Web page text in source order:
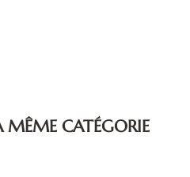
MÊME CATÉGORIE